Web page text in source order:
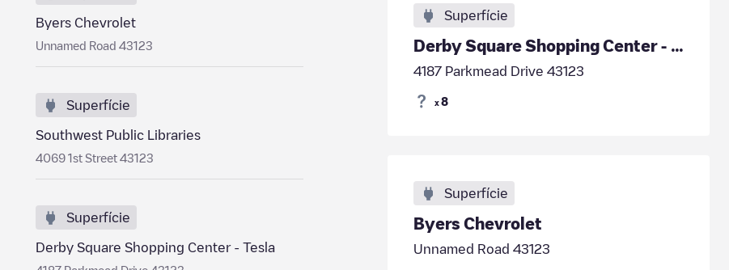
Byers Chevrolet
Unnamed Road 43123
Superfície
Southwest Public Libraries
4069 1st Street 43123
Superfície
Derby Square Shopping Center - Tesla
Superfície
Derby Square Shopping Center - Tesla
4187 Parkmead Drive 43123
x 8
Superfície
Byers Chevrolet
Unnamed Road 43123